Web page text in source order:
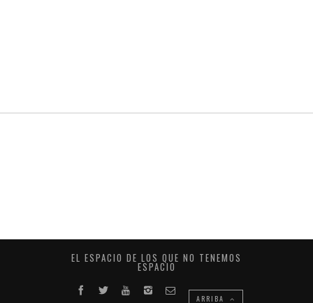
EL ESPACIO DE LOS QUE NO TENEMOS
ESPACIO
ARRIBA